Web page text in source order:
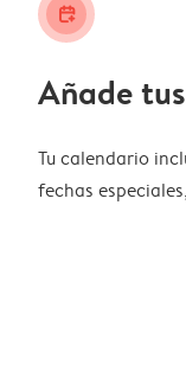
calendar_plus
Añade
Tu calendario
fechas